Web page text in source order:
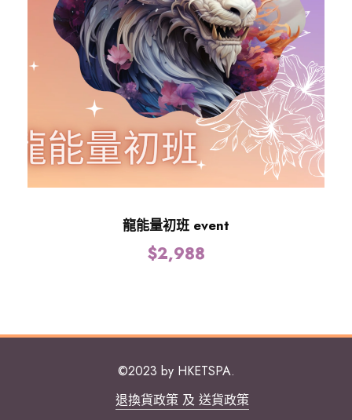
龍能量初班 event
$2,988
©2023 by HKETSPA.
退換貨政策 及 送貨政策